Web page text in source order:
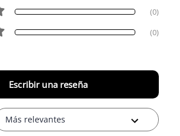
(0)
(0)
Escribir una reseña
Más relevantes